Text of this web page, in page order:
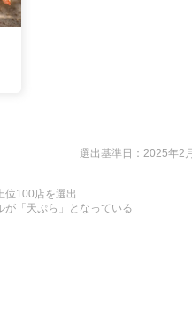
選出基準日：2025年2
位100店を選出
が「天ぷら」となっている